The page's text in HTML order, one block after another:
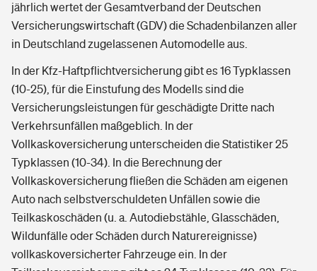
jährlich wertet der Gesamtverband der Deutschen
Versicherungswirtschaft (GDV) die Schadenbilanzen aller
in Deutschland zugelassenen Automodelle aus.
In der Kfz-Haftpflichtversicherung gibt es 16 Typklassen
(10-25), für die Einstufung des Modells sind die
Versicherungsleistungen für geschädigte Dritte nach
Verkehrsunfällen maßgeblich. In der
Vollkaskoversicherung unterscheiden die Statistiker 25
Typklassen (10-34). In die Berechnung der
Vollkaskoversicherung fließen die Schäden am eigenen
Auto nach selbstverschuldeten Unfällen sowie die
Teilkaskoschäden (u. a. Autodiebstähle, Glasschäden,
Wildunfälle oder Schäden durch Naturereignisse)
vollkaskoversicherter Fahrzeuge ein. In der